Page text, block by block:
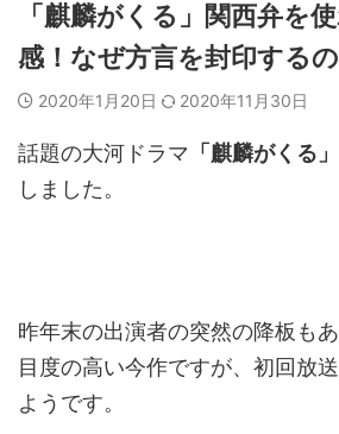
「麒麟がくる」関西弁を
感！なぜ方言を封印する
2020年1月20日 2020年11月30日
話題の大河ドラマ 「麒麟がくる」
しました。
昨年末の出演者の突然の降板も
目度の高い今作ですが、初回放
ようです。